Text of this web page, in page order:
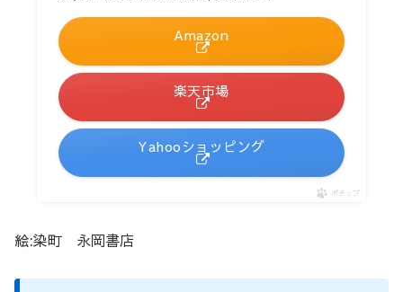
Amazon
楽天市場
Yahooショッピング
ポチップ
絵:染町 永岡書店